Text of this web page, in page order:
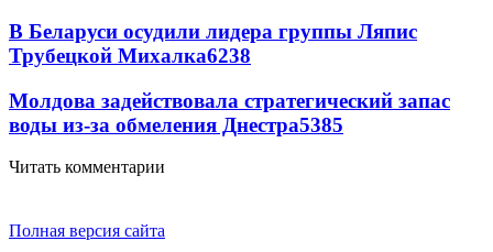
В Беларуси осудили лидера группы Ляпис
Трубецкой Михалка6238
Молдова задействовала стратегический запас
воды из-за обмеления Днестра5385
Читать комментарии
Полная версия сайта